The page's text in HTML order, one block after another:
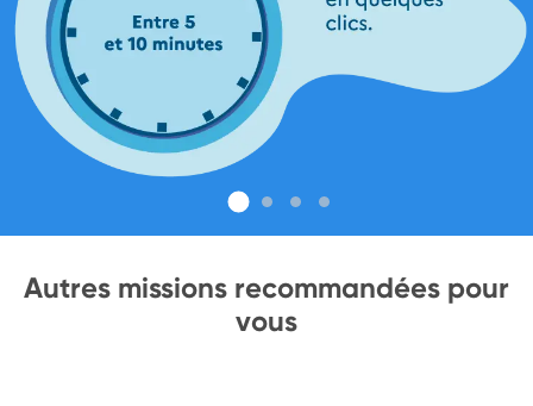
Autres missions recommandées pour
vous